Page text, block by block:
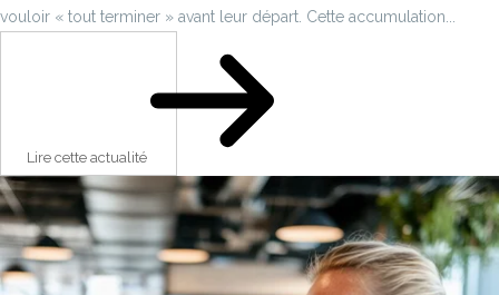
vouloir « tout terminer » avant leur départ. Cette accumulation...
Lire cette actualité